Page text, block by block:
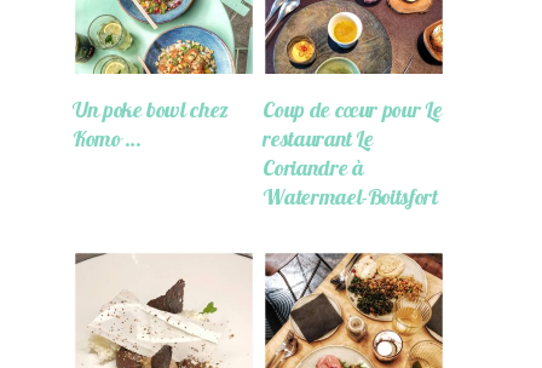
Un poke bowl chez
Komo …
Coup de cœur pour Le
restaurant Le
Coriandre à
Watermael-Boitsfort